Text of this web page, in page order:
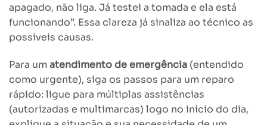
apagado, não liga. Já testei a tomada e ela está
funcionando”. Essa clareza já sinaliza ao técnico as
possíveis causas.
Para umatendimento de emergência (entendido
como urgente), siga os passos para um reparo
rápido: ligue para múltiplas assistências
(autorizadas e multimarcas) logo no início do dia,